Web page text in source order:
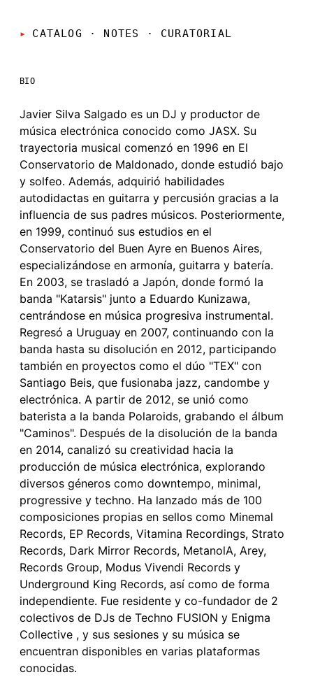
CATALOG · NOTES · CURATORIAL
BIO
Javier Silva Salgado es un DJ y productor de
música electrónica conocido como JASX. Su
trayectoria musical comenzó en 1996 en El
Conservatorio de Maldonado, donde estudió bajo
y solfeo. Además, adquirió habilidades
autodidactas en guitarra y percusión gracias a la
influencia de sus padres músicos. Posteriormente,
en 1999, continuó sus estudios en el
Conservatorio del Buen Ayre en Buenos Aires,
especializándose en armonía, guitarra y batería.
En 2003, se trasladó a Japón, donde formó la
banda "Katarsis" junto a Eduardo Kunizawa,
centrándose en música progresiva instrumental.
Regresó a Uruguay en 2007, continuando con la
banda hasta su disolución en 2012, participando
también en proyectos como el dúo "TEX" con
Santiago Beis, que fusionaba jazz, candombe y
electrónica. A partir de 2012, se unió como
baterista a la banda Polaroids, grabando el álbum
"Caminos". Después de la disolución de la banda
en 2014, canalizó su creatividad hacia la
producción de música electrónica, explorando
diversos géneros como downtempo, minimal,
progressive y techno. Ha lanzado más de 100
composiciones propias en sellos como Minemal
Records, EP Records, Vitamina Recordings, Strato
Records, Dark Mirror Records, MetanolA, Arey,
Records Group, Modus Vivendi Records y
Underground King Records, así como de forma
independiente. Fue residente y co-fundador de 2
colectivos de DJs de Techno FUSION y Enigma
Collective , y sus sesiones y su música se
encuentran disponibles en varias plataformas
conocidas.